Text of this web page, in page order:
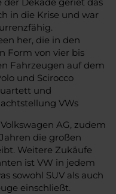
in die Krise und war
her, die in den
Form von vier bis
Fahrzeugen auf dem
und Scirocco
und
VWs
AG, zudem
die großen
Weitere Zukäufe
ist VW in jedem
sowohl SUV als auch
einschließt.